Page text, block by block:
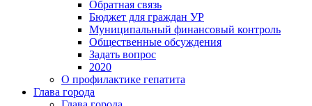
Обратная связь
Бюджет для граждан УР
Муниципальный финансовый контроль
Общественные обсуждения
Задать вопрос
2020
О профилактике гепатита
Глава города